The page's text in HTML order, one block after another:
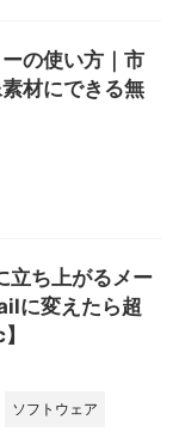
の使い方｜市
材にできる無
立ち上がるメー
に変えたら超
ソフトウェア